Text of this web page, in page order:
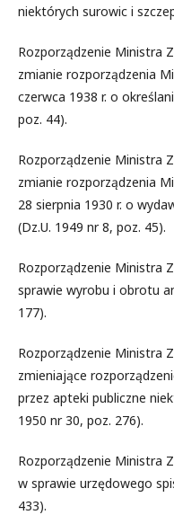
niektórych surowic i
Rozporządzenie Ministra
zmianie rozporządzenia
czerwca 1938 r. o
poz. 44).
Rozporządzenie Ministra
zmianie rozporządzenia
28 sierpnia 1930 r. o
(Dz.U. 1949 nr 8, poz. 45).
Rozporządzenie Ministra
sprawie wyrobu i obrotu
177).
Rozporządzenie Ministra
zmieniające
przez apteki publiczne
1950 nr 30, poz. 276).
Rozporządzenie Ministra
w sprawie urzędowego
433).